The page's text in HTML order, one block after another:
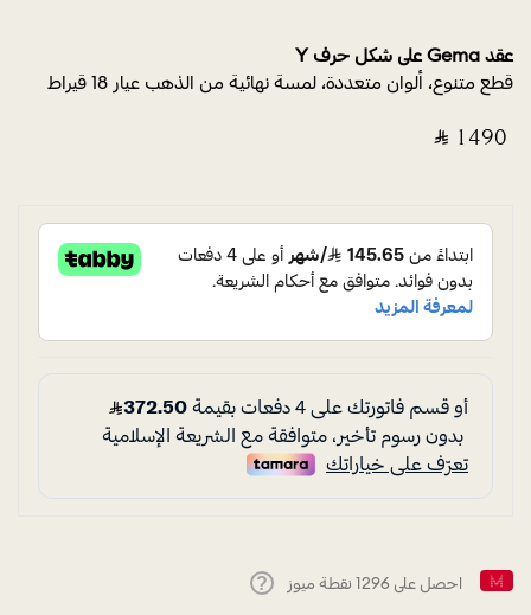
عقد Gema على شكل حرف Y
قطع متنوع، ألوان متعددة، لمسة نهائية من الذهب عيار 18 قيراط
‎ ⃁ ⁦1490⁩ ‎
احصل على 1296 نقطة ميوز